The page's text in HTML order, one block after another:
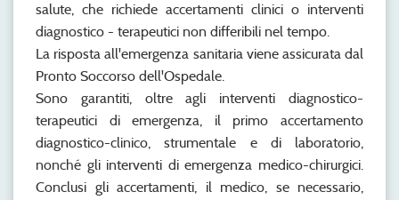
salute, che richiede accertamenti clinici o interventi
diagnostico - terapeutici non differibili nel tempo.
La risposta all'emergenza sanitaria viene assicurata dal
Pronto Soccorso dell'Ospedale.
Sono garantiti, oltre agli interventi diagnostico-
terapeutici di emergenza, il primo accertamento
diagnostico-clinico, strumentale e di laboratorio,
nonché gli interventi di emergenza medico-chirurgici.
Conclusi gli accertamenti, il medico, se necessario,